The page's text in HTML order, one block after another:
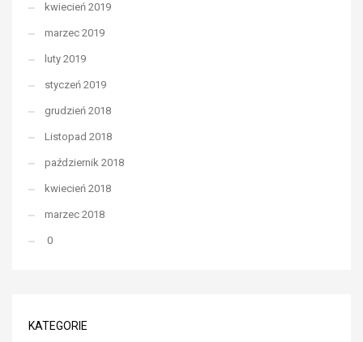
kwiecień 2019
marzec 2019
luty 2019
styczeń 2019
grudzień 2018
Listopad 2018
październik 2018
kwiecień 2018
marzec 2018
0
KATEGORIE